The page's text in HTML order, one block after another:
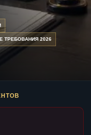
ТРЕБОВАНИЯ 2026